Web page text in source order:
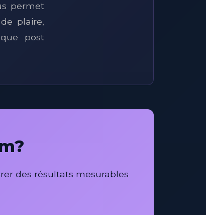
permet
plaire,
post
des résultats mesurables